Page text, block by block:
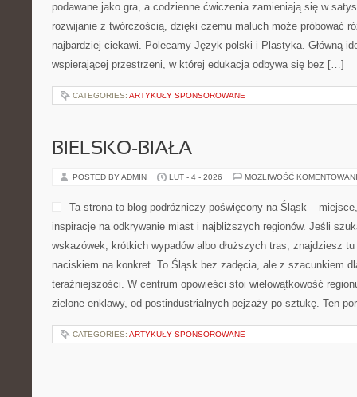
podawane jako gra, a codzienne ćwiczenia zamieniają się w
rozwijanie z twórczością, dzięki czemu maluch może próbować
najbardziej ciekawi. Polecamy Język polski i Plastyka. Główną
wspierającej przestrzeni, w której edukacja odbywa się bez […]
CATEGORIES: ARTYKUŁY SPONSOROWANE
BIELSKO-BIAŁA
POSTED BY ADMIN LUT - 4 - 2026 MOŻLIWOŚĆ
Ta strona to blog podróżniczy poświęcony na Śląsk –
inspiracje na odkrywanie miast i najbliższych regionów. Jeśli
wskazówek, krótkich wypadów albo dłuższych tras, znajdziesz
naciskiem na konkret. To Śląsk bez zadęcia, ale z szacunkiem
teraźniejszości. W centrum opowieści stoi wielowątkowość
zielone enklawy, od postindustrialnych pejzaży po sztukę. Ten
CATEGORIES: ARTYKUŁY SPONSOROWANE